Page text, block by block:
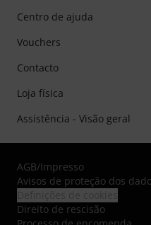
Centro de ajuda
Vouchers
Contacto
Loja física
Assistência - Visão geral
AGB/Impresso
Avisos de proteção dos
Direito de rescisão